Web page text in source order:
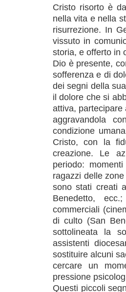
Cristo risorto è
nella vita e nella
risurrezione. In
vissuto in
storia, e offerto in
Dio è presente,
sofferenza e di
dei segni della
il dolore che si
attiva,
aggravandola
condizione
Cristo, con la
creazione. Le
periodo:
ragazzi delle
sono stati creati
Benedetto,
commerciali
di culto (San
sottolineata la
assistenti
sostituire alcuni
cercare un
pressione
Questi piccoli